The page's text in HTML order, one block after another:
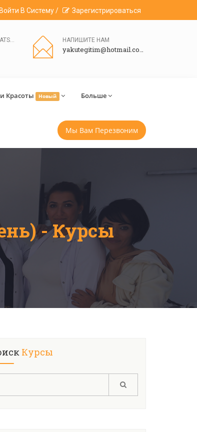
Войти В Систему / Зарегистрироваться
ЛИНИЯ ПОДДЕРЖКИ WHATSAPP НАПИШИТЕ НАМ
yakutegitim@hotmail.com
Красоты Новый Больше
Мы Вам Перезвоним
- Курсы
Курсы